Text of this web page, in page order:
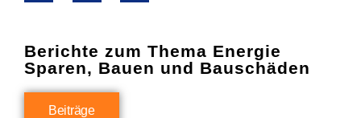
Berichte zum Thema Energie
Sparen, Bauen und Bauschäden
Beiträge